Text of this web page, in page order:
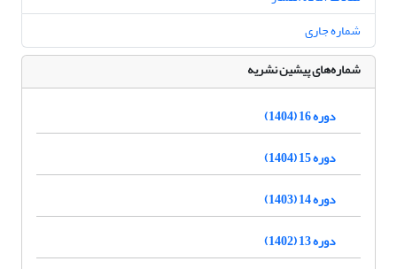
شماره جاری
شماره‌های پیشین نشریه
دوره 16 (1404)
دوره 15 (1404)
دوره 14 (1403)
دوره 13 (1402)